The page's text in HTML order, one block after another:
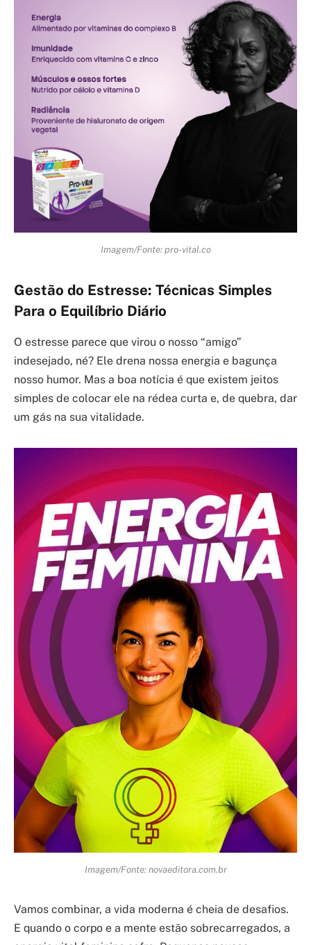
Imagem/Fonte: pro-vital.co
Gestão do Estresse: Técnicas Simples
Para o Equilíbrio Diário
O estresse parece que virou o nosso “amigo”
indesejado, né? Ele drena nossa energia e bagunça
nosso humor. Mas a boa notícia é que existem jeitos
simples de colocar ele na rédea curta e, de quebra, dar
um gás na sua vitalidade.
Imagem/Fonte: novaeditora.com.br
Vamos combinar, a vida moderna é cheia de desafios.
E quando o corpo e a mente estão sobrecarregados, a